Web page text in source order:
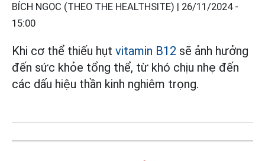
BÍCH NGỌC (THEO THE HEALTHSITE) | 26/11/2024 -
15:00
Khi cơ thể thiếu hụt vitamin B12 sẽ ảnh hưởng
đến sức khỏe tổng thể, từ khó chịu nhẹ đến
các dấu hiệu thần kinh nghiêm trọng.